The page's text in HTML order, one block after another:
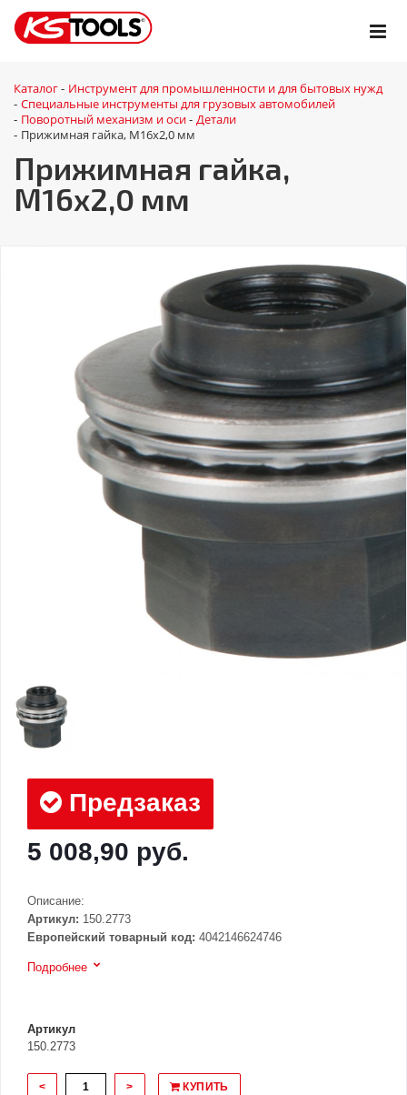
Каталог - Инструмент для промышленности и для бытовых нужд
- Специальные инструменты для грузовых автомобилей
- Поворотный механизм и оси - Детали
- Прижимная гайка, М16х2,0 мм
Прижимная гайка,
М16х2,0 мм
Предзаказ
5 008,90 руб.
Описание:
Артикул: 150.2773
Европейский товарный код: 4042146624746
Подробнее
Артикул
150.2773
< > КУПИТЬ